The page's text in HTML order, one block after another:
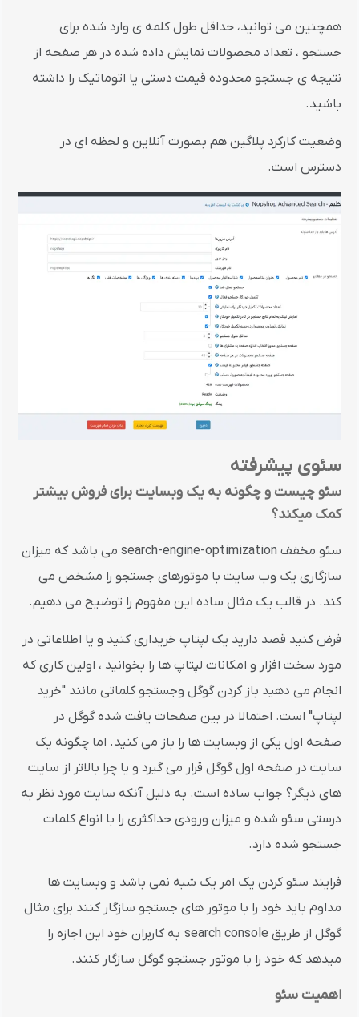
همچنین می توانید، حداقل طول کلمه ی وارد شده برای
جستجو ، تعداد محصولات نمایش داده شده در هر صفحه از
نتیجه ی جستجو محدوده قیمت دستی یا اتوماتیک را داشته
باشید.
وضعیت کارکرد پلاگین هم بصورت آنلاین و لحظه ای در
دسترس است.
سئوی پیشرفته
سئو چیست و چگونه به یک وبسایت برای فروش بیشتر
کمک میکند؟
سئو مخفف search-engine-optimization می باشد که میزان
سازگاری یک وب سایت با موتورهای جستجو را مشخص می
کند. در قالب یک مثال ساده این مفهوم را توضیح می دهیم.
فرض کنید قصد دارید یک لپتاپ خریداری کنید و یا اطلاعاتی در
مورد سخت افزار و امکانات لپتاپ ها را بخوانید ، اولین کاری که
انجام می دهید باز کردن گوگل وجستجو کلماتی مانند "خرید
لپتاپ" است. احتمالا در بین صفحات یافت شده گوگل در
صفحه اول یکی از وبسایت ها را باز می کنید. اما چگونه یک
سایت در صفحه اول گوگل قرار می گیرد و یا چرا بالاتر از سایت
های دیگر؟ جواب ساده است. به دلیل آنکه سایت مورد نظر به
درستی سئو شده و میزان ورودی حداکثری را با انواع کلمات
جستجو شده دارد.
فرایند سئو کردن یک امر یک شبه نمی باشد و وبسایت ها
مداوم باید خود را با موتور های جستجو سازگار کنند برای مثال
گوگل از طریق search console به کاربران خود این اجازه را
میدهد که خود را با موتور جستجو گوگل سازگار کنند.
اهمیت سئو